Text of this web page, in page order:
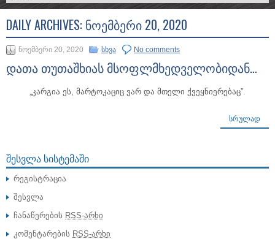
DAILY ARCHIVES: ᲜᲝᲔᲛᲑᲔᲠᲘ 20, 2020
ნოემბერი 20, 2020 სხვა No comments
დათა თუთაშხიას მსოფლმხედველობიდან…
„კარგია ეს, მარტოკაციც ვარ და მთელი ქვეყნიერებაც”.
ᲡᲠᲣᲚᲐᲓ
ᲨᲔᲡᲕᲚᲐ ᲡᲘᲡᲢᲔᲛᲐᲨᲘ
რეგისტრაცია
შესვლა
ჩანაწერების RSS-არხი
კომენტარების RSS-არხი